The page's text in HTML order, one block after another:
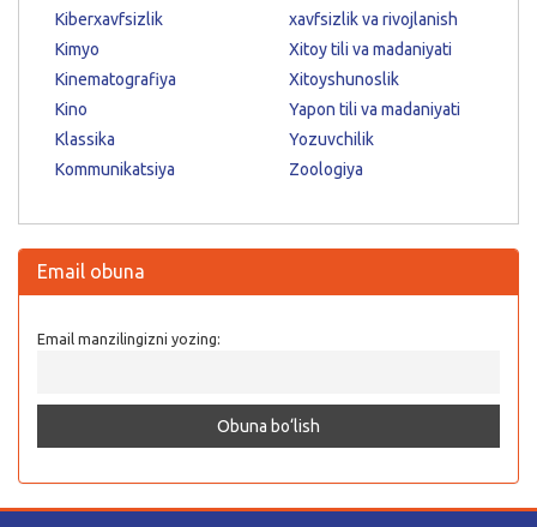
Kiberxavfsizlik
Kimyo
Kinematografiya
Kino
Klassika
Kommunikatsiya
xavfsizlik va rivojlanish
Xitoy tili va madaniyati
Xitoyshunoslik
Yapon tili va madaniyati
Yozuvchilik
Zoologiya
Email obuna
Email manzilingizni yozing: